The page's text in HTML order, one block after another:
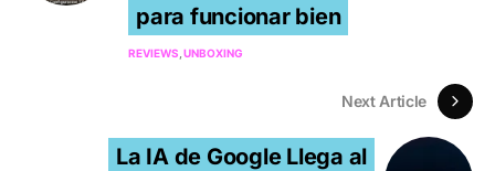
para funcionar bien
REVIEWS UNBOXING
Next Article
La IA de Google Llega al